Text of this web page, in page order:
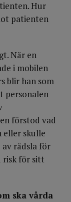
Hur
patienten
När en
i mobilen
blir han som
personalen
förstod vad
eller skulle
rädsla för
risk för sitt
ska vårda